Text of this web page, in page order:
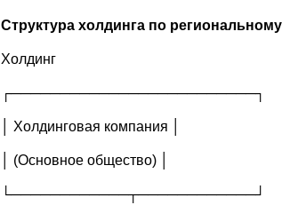
Структура холдинга по
Холдинг
┌─────────────────────────┐
│ Холдинговая компания │
│ (Основное общество) │
└────────────┬────────────┘